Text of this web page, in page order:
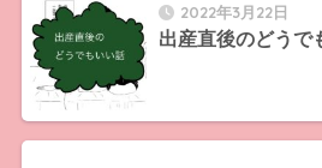
2022年3月22日
出産直後のどうで